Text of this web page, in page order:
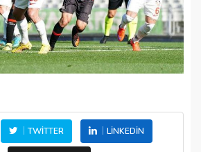
TWITTER LINKEDIN